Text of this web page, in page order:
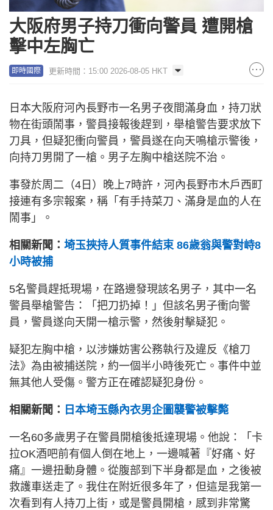
大阪府男子持刀衝向警員 遭開槍
擊中左胸亡
即時國際 更新時間：15:00 2026-08-05 HKT
日本大阪府河內長野市一名男子夜間滿身血，持刀狀
物在街頭鬧事，警員接報後趕到，舉槍警告要求放下
刀具，但疑犯衝向警員，警員遂在向天鳴槍示警後，
向持刀男開了一槍。男子左胸中槍送院不治。
事發於周二（4日）晚上7時許，河內長野市木戶西町
接連有多宗報案，稱「有手持菜刀、滿身是血的人在
鬧事」。
相關新聞： 埼玉挾持人質事件結束 86歲翁與警對峙8
小時被捕
5名警員趕抵現場，在路邊發現該名男子，其中一名
警員舉槍警告：「把刀扔掉！」但該名男子衝向警
員，警員遂向天開一槍示警，然後射擊疑犯。
疑犯左胸中槍，以涉嫌妨害公務執行及違反《槍刀
法》為由被捕送院，約一個半小時後死亡。事件中並
無其他人受傷。警方正在確認疑犯身份。
相關新聞： 日本埼玉縣內衣男企圖襲警被擊斃
一名60多歲男子在警員開槍後抵達現場。他說：「卡
拉OK酒吧前有個人倒在地上，一邊喊著『好痛、好
痛』一邊扭動身體。從腹部到下半身都是血，之後被
救護車送走了。我住在附近很多年了，但這是我第一
次看到有人持刀上街，或是警員開槍，感到非常驚